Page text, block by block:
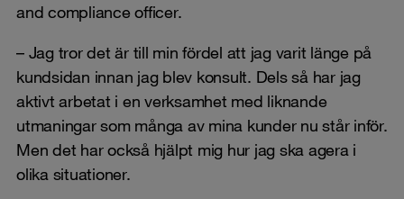
and compliance officer.
– Jag tror det är till min fördel att jag varit länge på
kundsidan innan jag blev konsult. Dels så har jag
aktivt arbetat i en verksamhet med liknande
utmaningar som många av mina kunder nu står inför.
Men det har också hjälpt mig hur jag ska agera i
olika situationer.